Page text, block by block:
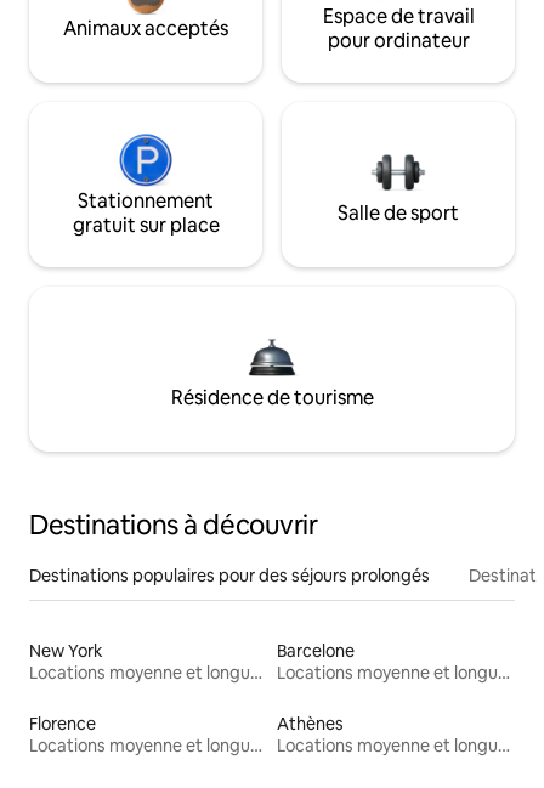
Animaux acceptés
Espace de travail
pour ordinateur
Stationnement
gratuit sur place
Salle de sport
Résidence de tourisme
Destinations à découvrir
Destinations populaires pour des séjours prolongés
New York
Locations moyenne et longue durée
Barcelone
Locations moyenne et longue durée
Florence
Locations moyenne et longue durée
Athènes
Locations moyenne et longue durée